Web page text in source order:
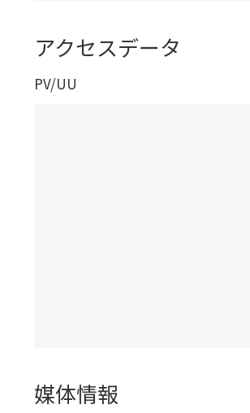
アクセスデータ
PV/UU
媒体情報